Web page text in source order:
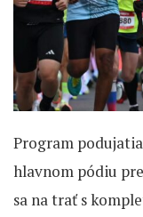
Program
hlavnom pódiu
sa na trať s